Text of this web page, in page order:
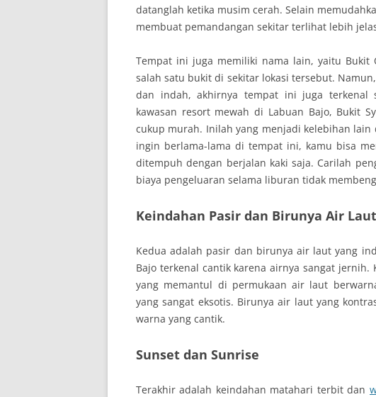
datanglah ketika musim cerah. Selain
membuat pemandangan sekitar terlihat lebih
Tempat ini juga memiliki nama lain, yaitu Bukit
salah satu bukit di sekitar lokasi tersebut.
dan indah, akhirnya tempat ini juga terkenal
kawasan resort mewah di Labuan Bajo, Bukit
cukup murah. Inilah yang menjadi kelebihan
ingin berlama-lama di tempat ini, kamu bisa
ditempuh dengan berjalan kaki saja. Carilah
biaya pengeluaran selama liburan tidak
Keindahan Pasir dan Birunya Air Laut
Kedua adalah pasir dan birunya air laut yang
Bajo terkenal cantik karena airnya sangat jernih.
yang memantul di permukaan air laut
yang sangat eksotis. Birunya air laut yang
warna yang cantik.
Sunset dan Sunrise
Terakhir adalah keindahan matahari terbit dan